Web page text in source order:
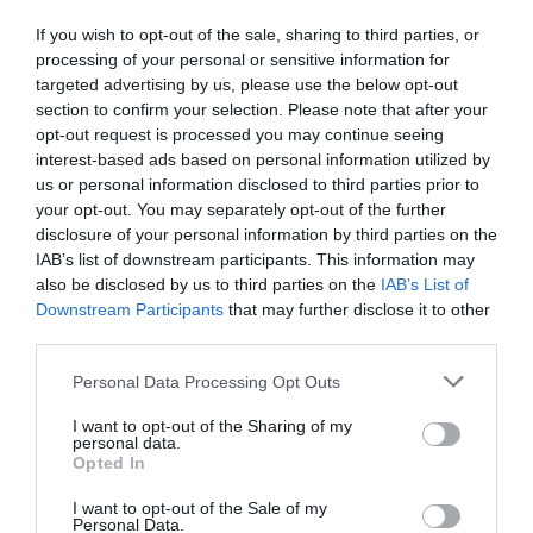
If you wish to opt-out of the sale, sharing to third parties, or
processing of your personal or sensitive information for
targeted advertising by us, please use the below opt-out
section to confirm your selection. Please note that after your
opt-out request is processed you may continue seeing
interest-based ads based on personal information utilized by
us or personal information disclosed to third parties prior to
your opt-out. You may separately opt-out of the further
disclosure of your personal information by third parties on the
IAB’s list of downstream participants. This information may
also be disclosed by us to third parties on the IAB’s List of
Downstream Participants that may further disclose it to other
Please note that this website/app uses one or more Google
not limited to your visit or usage behaviour. You may click to
grant or deny consent to Google and its third-party tags to
use your data for below specified purposes in below Google
consent section.
Personal Data Processing Opt Outs
I want to opt-out of the Sharing of my
personal data.
Opted In
I want to opt-out of the Sale of my
Personal Data.
eredményekről a Bródy Sándor Könyvtár
központi épületében.
indexkép: Eger Város Hivatalos Oldala
Ne maradjon le a legfrissebb hírekről, kövessen
bennünket az EGRI ÜGYEK Google Hírek oldalán!
VISSZA A FŐOLDALRA